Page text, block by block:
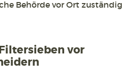
Behörde vor Ort zuständig
vor